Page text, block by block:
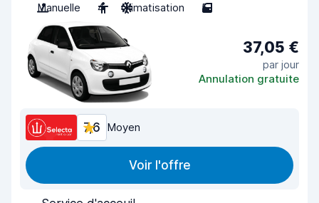
Manuelle
4 Climatisation 5
37,05 €
par jour
Annulation gratuite
7,6 Moyen
Voir l'offre